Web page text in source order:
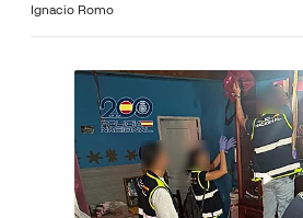
Ignacio Romo